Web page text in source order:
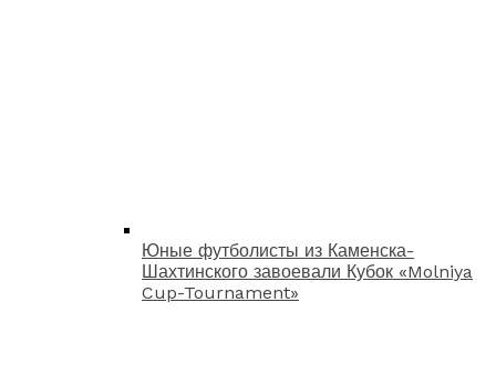
Юные футболисты из Каменска-
Шахтинского завоевали Кубок «Molniya
Cup-Tournament»